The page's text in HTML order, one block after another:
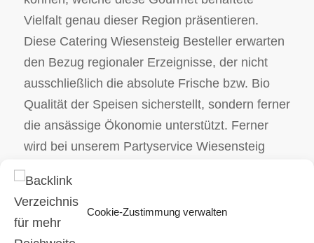
Cookie-Zustimmung verwalten
Vielfalt genau dieser Region präsentieren.
Diese Catering Wiesensteig Besteller erwarten
den Bezug regionaler Erzeignisse, der nicht
ausschließlich die absolute Frische bzw. Bio
Qualität der Speisen sicherstellt, sondern ferner
die ansässige Ökonomie unterstützt. Ferner
wird bei unserem Partyservice Wiesensteig
Unternehmen große Bedeutung auf
Nachhaltigkeit und Bio gelegt. Die ganzen Bio
Lebensmittel werden ganz genau ausgewählt
und kommen von sehr guten Bauern. Wir als